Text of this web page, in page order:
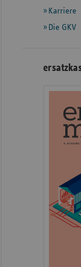
Karriere
Die GKV